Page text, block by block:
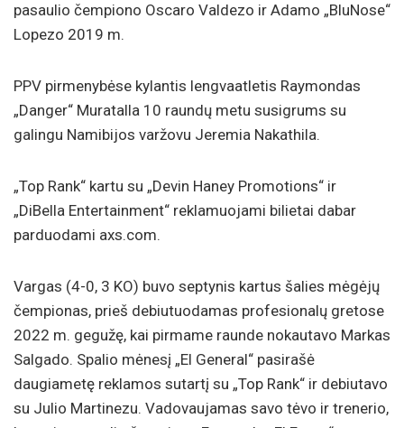
pasaulio čempiono Oscaro Valdezo ir Adamo „BluNose“
Lopezo 2019 m.
PPV pirmenybėse kylantis lengvaatletis Raymondas
„Danger“ Muratalla 10 raundų metu susigrums su
galingu Namibijos varžovu Jeremia Nakathila.
„Top Rank“ kartu su „Devin Haney Promotions“ ir
„DiBella Entertainment“ reklamuojami bilietai dabar
parduodami axs.com.
Vargas (4-0, 3 KO) buvo septynis kartus šalies mėgėjų
čempionas, prieš debiutuodamas profesionalų gretose
2022 m. gegužę, kai pirmame raunde nokautavo Markas
Salgado. Spalio mėnesį „El General“ pasirašė
daugiametę reklamos sutartį su „Top Rank“ ir debiutavo
su Julio Martinezu. Vadovaujamas savo tėvo ir trenerio,